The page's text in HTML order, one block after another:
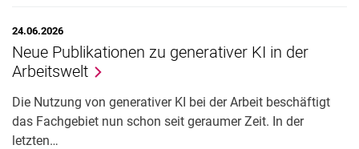
24.06.2026
Neue Publikationen zu generativer KI in der
Arbeitswelt
Die Nutzung von generativer KI bei der Arbeit beschäftigt
das Fachgebiet nun schon seit geraumer Zeit. In der
letzten…